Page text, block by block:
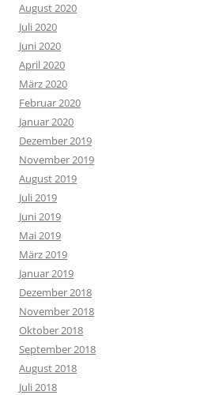
August 2020
Juli 2020
Juni 2020
April 2020
März 2020
Februar 2020
Januar 2020
Dezember 2019
November 2019
August 2019
Juli 2019
Juni 2019
Mai 2019
März 2019
Januar 2019
Dezember 2018
November 2018
Oktober 2018
September 2018
August 2018
Juli 2018